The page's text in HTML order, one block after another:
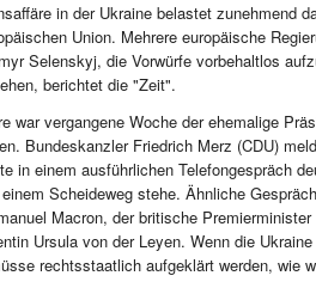
in der Ukraine belastet zunehmend
Union. Mehrere europäische
Selenskyj, die Vorwürfe vorbehaltlos
berichtet die "Zeit".
war vergangene Woche der ehemalige
Bundeskanzler Friedrich Merz (CDU)
in einem ausführlichen Telefongespräch
Scheideweg stehe. Ähnliche
Macron, der britische
Ursula von der Leyen. Wenn die
rechtsstaatlich aufgeklärt werden, wie